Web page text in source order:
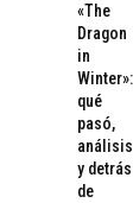
«The
Dragon
in
Winter»:
qué
pasó,
análisis
y detrás
de